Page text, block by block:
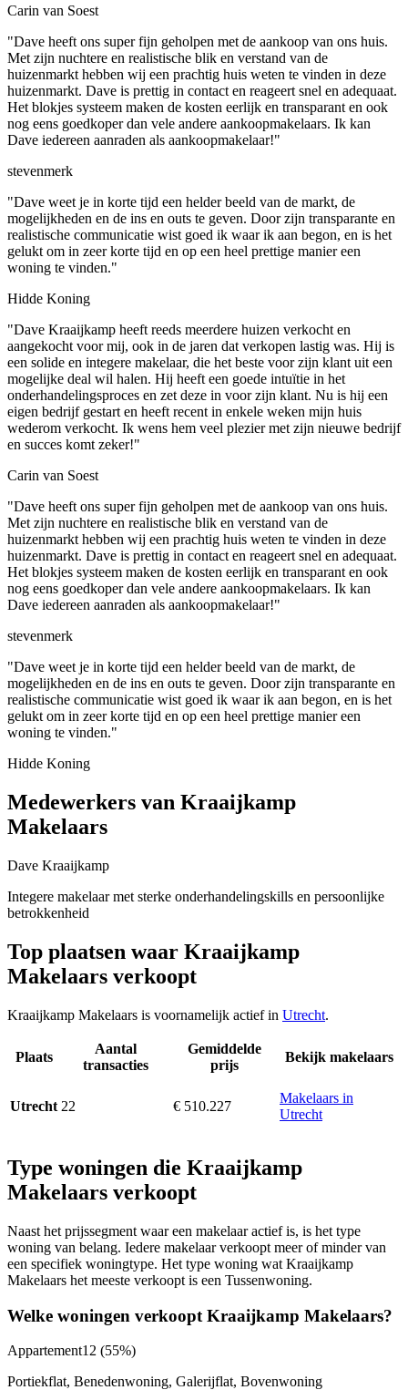
Carin van Soest
"Dave heeft ons super fijn geholpen met de aankoop van ons huis.
Met zijn nuchtere en realistische blik en verstand van de
huizenmarkt hebben wij een prachtig huis weten te vinden in deze
huizenmarkt. Dave is prettig in contact en reageert snel en adequaat.
Het blokjes systeem maken de kosten eerlijk en transparant en ook
nog eens goedkoper dan vele andere aankoopmakelaars. Ik kan
Dave iedereen aanraden als aankoopmakelaar!"
stevenmerk
"Dave weet je in korte tijd een helder beeld van de markt, de
mogelijkheden en de ins en outs te geven. Door zijn transparante en
realistische communicatie wist goed ik waar ik aan begon, en is het
gelukt om in zeer korte tijd en op een heel prettige manier een
woning te vinden."
Hidde Koning
"Dave Kraaijkamp heeft reeds meerdere huizen verkocht en
aangekocht voor mij, ook in de jaren dat verkopen lastig was. Hij is
een solide en integere makelaar, die het beste voor zijn klant uit een
mogelijke deal wil halen. Hij heeft een goede intuïtie in het
onderhandelingsproces en zet deze in voor zijn klant. Nu is hij een
eigen bedrijf gestart en heeft recent in enkele weken mijn huis
wederom verkocht. Ik wens hem veel plezier met zijn nieuwe bedrijf
en succes komt zeker!"
Carin van Soest
"Dave heeft ons super fijn geholpen met de aankoop van ons huis.
Met zijn nuchtere en realistische blik en verstand van de
huizenmarkt hebben wij een prachtig huis weten te vinden in deze
huizenmarkt. Dave is prettig in contact en reageert snel en adequaat.
Het blokjes systeem maken de kosten eerlijk en transparant en ook
nog eens goedkoper dan vele andere aankoopmakelaars. Ik kan
Dave iedereen aanraden als aankoopmakelaar!"
stevenmerk
"Dave weet je in korte tijd een helder beeld van de markt, de
mogelijkheden en de ins en outs te geven. Door zijn transparante en
realistische communicatie wist goed ik waar ik aan begon, en is het
gelukt om in zeer korte tijd en op een heel prettige manier een
woning te vinden."
Hidde Koning
Medewerkers van Kraaijkamp
Makelaars
Dave Kraaijkamp
Integere makelaar met sterke onderhandelingskills en persoonlijke
betrokkenheid
Top plaatsen waar Kraaijkamp
Makelaars verkoopt
Kraaijkamp Makelaars is voornamelijk actief in Utrecht.
Plaats
Aantal
transacties
Gemiddelde
prijs
Bekijk makelaars
Utrecht 22 € 510.227
Makelaars in
Utrecht
Type woningen die Kraaijkamp
Makelaars verkoopt
Naast het prijssegment waar een makelaar actief is, is het type
woning van belang. Iedere makelaar verkoopt meer of minder van
een specifiek woningtype. Het type woning wat Kraaijkamp
Makelaars het meeste verkoopt is een Tussenwoning.
Welke woningen verkoopt Kraaijkamp Makelaars?
Appartement12 (55%)
Portiekflat, Benedenwoning, Galerijflat, Bovenwoning